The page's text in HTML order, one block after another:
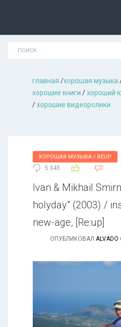
главная /хорошая музыкa
хорошие книги /хороший
/хорошие видеоролики
ХОРОШАЯ МУЗЫКА / REUP
5 345
Ivan & Mikhail
holyday" (2003) /
new-age, [Re:up]
ОПУБЛИКОВАЛ ALVADO